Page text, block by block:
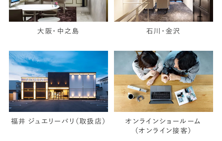
大阪・中之島 石川・金沢
福井 ジュエリーパリ（取扱店）
オンラインショールーム
（オンライン接客）